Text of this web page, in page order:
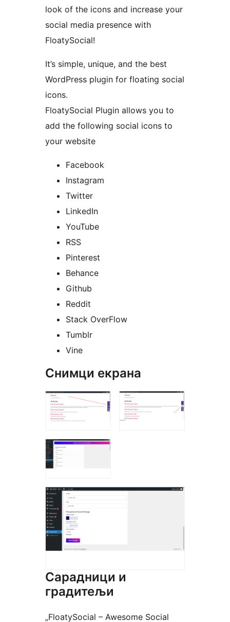
look of the icons and increase your
social media presence with
FloatySocial!
It’s simple, unique, and the best
WordPress plugin for floating social
icons.
FloatySocial Plugin allows you to
add the following social icons to
your website
Facebook
Instagram
Twitter
LinkedIn
YouTube
RSS
Pinterest
Behance
Github
Reddit
Stack OverFlow
Tumblr
Vine
Снимци екрана
Сарадници и
градитељи
„FloatySocial – Awesome Social